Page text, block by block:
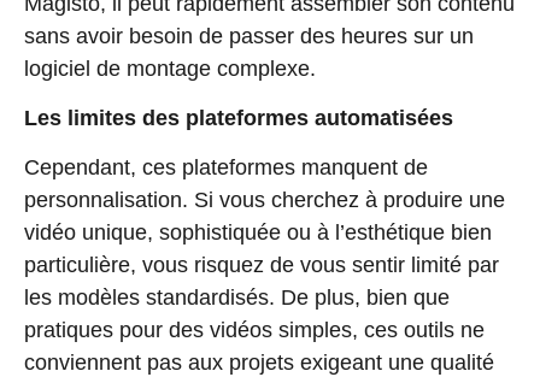
sans avoir besoin de passer des heures sur un
logiciel de montage complexe.
Les limites des plateformes automatisées
Cependant, ces plateformes manquent de
personnalisation. Si vous cherchez à produire une
vidéo unique, sophistiquée ou à l’esthétique bien
particulière, vous risquez de vous sentir limité par
les modèles standardisés. De plus, bien que
pratiques pour des vidéos simples, ces outils ne
conviennent pas aux projets exigeant une qualité